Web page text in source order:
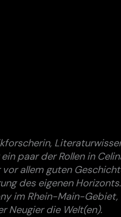
paar der Rollen in
allem guten
des eigenen
im Rhein-Main-
Neugier die Welt(en).